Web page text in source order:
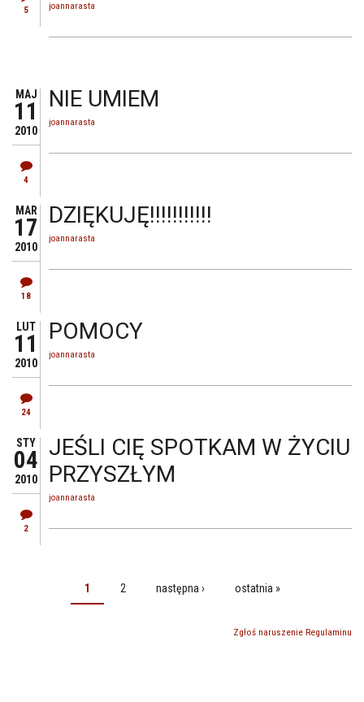
5 joannarasta
MAJ
11
2010
4
NIE UMIEM
joannarasta
MAR
17
2010
18
DZIĘKUJĘ!!!!!!!!!!!
joannarasta
LUT
11
2010
24
POMOCY
joannarasta
STY
04
2010
2
JEŚLI CIĘ SPOTKAM W ŻYCIU
PRZYSZŁYM
joannarasta
STRONY
1 2 następna › ostatnia »
Zgłoś naruszenie Regulaminu